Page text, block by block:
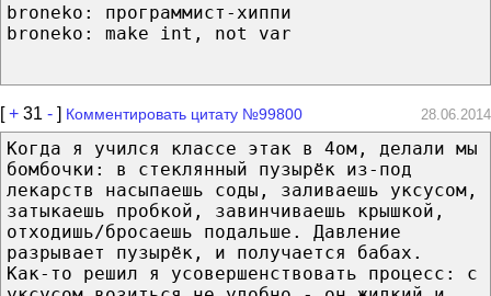
broneko: программист-хиппи
broneko: make int, not var
[+ 31 - ] Комментировать цитату №99800 28.06.2014
Когда я учился классе этак в 4ом, делали мы
бомбочки: в стеклянный пузырёк из-под
лекарств насыпаешь соды, заливаешь уксусом,
затыкаешь пробкой, завинчиваешь крышкой,
отходишь/бросаешь подальше. Давление
разрывает пузырёк, и получается бабах.
Как-то решил я усовершенствовать процесс: с